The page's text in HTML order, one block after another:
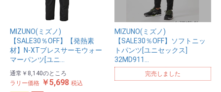
MIZUNO(ミズノ)
【SALE30％OFF】【発熱素
材】N-XTブレスサーモウォー
マーパンツ[ユニ…
通常 ￥8,140のところ
ラリー価格 ￥5,698 税込
MIZUNO(ミズノ)
【SALE30％OFF】ソフトニッ
トパンツ[ユニセックス]
32MD911…
完売しました